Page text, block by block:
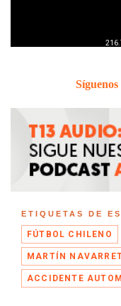
Síguenos
ETIQUETAS DE
FÚTBOL CHILENO
MARTÍN
ACCIDENTE